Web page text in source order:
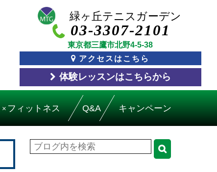
03-3307-2101
東京都三鷹市北野4-5-38
アクセスはこちら
体験レッスンはこちらから
× フィットネス Q&A キャンペーン